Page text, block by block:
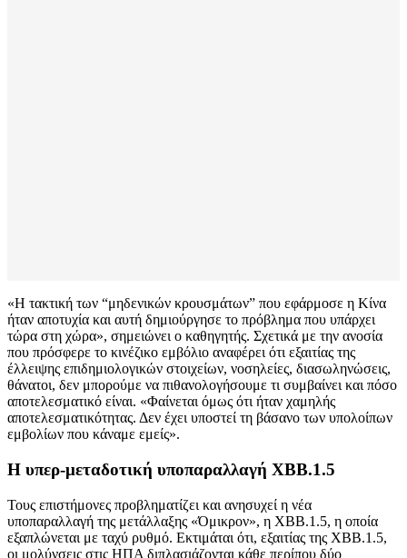
«Η τακτική των “μηδενικών κρουσμάτων” που εφάρμοσε η Κίνα
ήταν αποτυχία και αυτή δημιούργησε το πρόβλημα που υπάρχει
τώρα στη χώρα», σημειώνει ο καθηγητής. Σχετικά με την ανοσία
που πρόσφερε το κινέζικο εμβόλιο αναφέρει ότι εξαιτίας της
έλλειψης επιδημιολογικών στοιχείων, νοσηλείες, διασωληνώσεις,
θάνατοι, δεν μπορούμε να πιθανολογήσουμε τι συμβαίνει και πόσο
αποτελεσματικό είναι. «Φαίνεται όμως ότι ήταν χαμηλής
αποτελεσματικότητας. Δεν έχει υποστεί τη βάσανο των υπολοίπων
εμβολίων που κάναμε εμείς».
Η υπερ-μεταδοτική υποπαραλλαγή ΧΒΒ.1.5
Τους επιστήμονες προβληματίζει και ανησυχεί η νέα
υποπαραλλαγή της μετάλλαξης «Όμικρον», η ΧΒΒ.1.5, η οποία
εξαπλώνεται με ταχύ ρυθμό. Εκτιμάται ότι, εξαιτίας της ΧΒΒ.1.5,
οι μολύνσεις στις ΗΠΑ διπλασιάζονται κάθε περίπου δύο